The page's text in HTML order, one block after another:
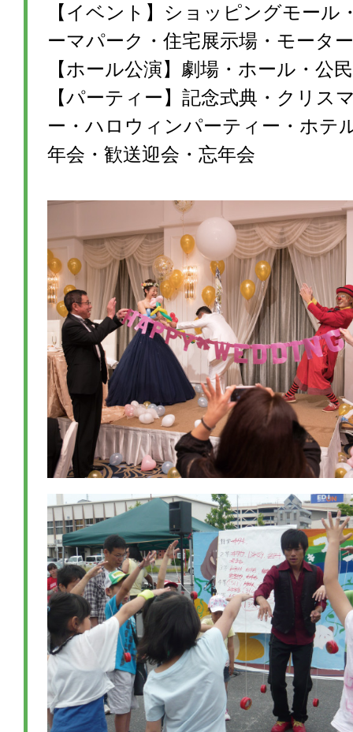
【イベント】ショッピングモール
ーマパーク・住宅展示場・モータ
【ホール公演】劇場・ホール・公
【パーティー】記念式典・クリス
ー・ハロウィンパーティー・ホテ
年会・歓送迎会・忘年会